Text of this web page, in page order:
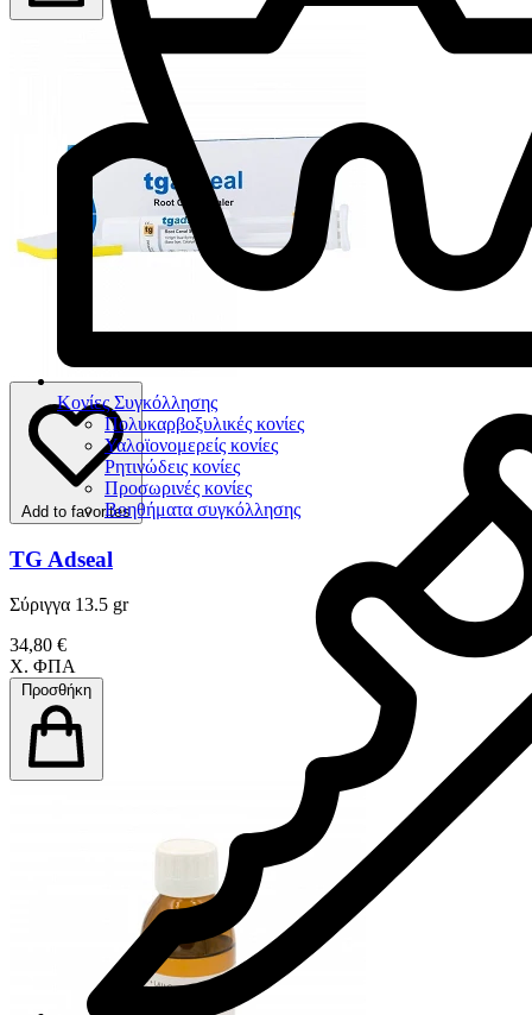
Κονίες Συγκόλλησης
Πολυκαρβοξυλικές κονίες
Υαλοϊονομερείς κονίες
Ρητινώδεις κονίες
Προσωρινές κονίες
Βοηθήματα συγκόλλησης
Add to favorites
TG Adseal
Σύριγγα 13.5 gr
34,80 €
Χ. ΦΠΑ
Προσθήκη